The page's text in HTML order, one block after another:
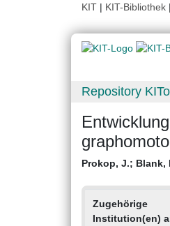
KIT | KIT-Bibliothek |
Repository
Prokop, J.; Blank,
Zugehörige
Institution(en)